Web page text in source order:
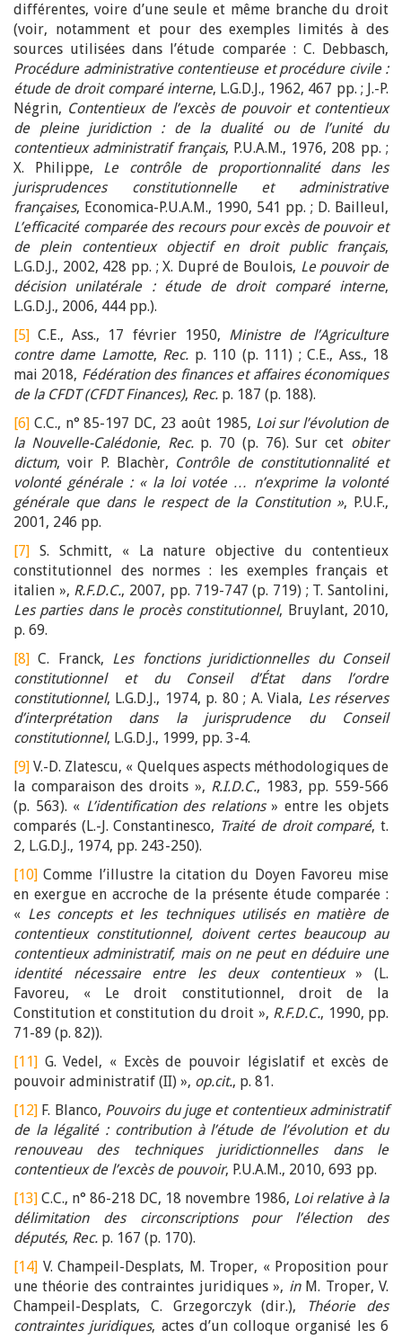
différentes, voire d’une seule et même branche du droit
(voir, notamment et pour des exemples limités à des
sources utilisées dans l’étude comparée : C. Debbasch,
Procédure administrative contentieuse et procédure civile :
étude de droit comparé interne, L.G.D.J., 1962, 467 pp. ; J.-P.
Négrin, Contentieux de l’excès de pouvoir et contentieux
de pleine juridiction : de la dualité ou de l’unité du
contentieux administratif français, P.U.A.M., 1976, 208 pp. ;
X. Philippe, Le contrôle de proportionnalité dans les
jurisprudences constitutionnelle et administrative
françaises, Economica-P.U.A.M., 1990, 541 pp. ; D. Bailleul,
L’efficacité comparée des recours pour excès de pouvoir et
de plein contentieux objectif en droit public français,
L.G.D.J., 2002, 428 pp. ; X. Dupré de Boulois, Le pouvoir de
décision unilatérale : étude de droit comparé interne,
L.G.D.J., 2006, 444 pp.).
[5] C.E., Ass., 17 février 1950, Ministre de l’Agriculture
contre dame Lamotte, Rec. p. 110 (p. 111) ; C.E., Ass., 18
mai 2018, Fédération des finances et affaires économiques
de la CFDT (CFDT Finances), Rec. p. 187 (p. 188).
[6] C.C., n° 85-197 DC, 23 août 1985, Loi sur l’évolution de
la Nouvelle-Calédonie, Rec.p. 70 (p. 76). Sur cet obiter
dictum, voir P. Blachèr, Contrôle de constitutionnalité et
volonté générale : « la loi votée … n’exprime la volonté
générale que dans le respect de la Constitution », P.U.F.,
2001, 246 pp.
[7] S. Schmitt, « La nature objective du contentieux
constitutionnel des normes : les exemples français et
italien », R.F.D.C., 2007, pp. 719-747 (p. 719) ; T. Santolini,
Les parties dans le procès constitutionnel, Bruylant, 2010,
p. 69.
[8] C. Franck, Les fonctions juridictionnelles du Conseil
constitutionnel et du Conseil d’État dans l’ordre
constitutionnel, L.G.D.J., 1974, p. 80 ; A. Viala, Les réserves
d’interprétation dans la jurisprudence du Conseil
constitutionnel, L.G.D.J., 1999, pp. 3-4.
[9] V.-D. Zlatescu, « Quelques aspects méthodologiques de
la comparaison des droits », R.I.D.C., 1983, pp. 559-566
(p. 563). « L’identification des relations» entre les objets
comparés (L.-J. Constantinesco, Traité de droit comparé, t.
2, L.G.D.J., 1974, pp. 243-250).
[10] Comme l’illustre la citation du Doyen Favoreu mise
en exergue en accroche de la présente étude comparée :
« Les concepts et les techniques utilisés en matière de
contentieux constitutionnel, doivent certes beaucoup au
contentieux administratif, mais on ne peut en déduire une
identité nécessaire entre les deux contentieux» (L.
Favoreu, « Le droit constitutionnel, droit de la
Constitution et constitution du droit », R.F.D.C., 1990, pp.
71-89 (p. 82)).
[11] G. Vedel, « Excès de pouvoir législatif et excès de
pouvoir administratif (II) », op.cit., p. 81.
[12] F. Blanco, Pouvoirs du juge et contentieux administratif
de la légalité : contribution à l’étude de l’évolution et du
renouveau des techniques juridictionnelles dans le
contentieux de l’excès de pouvoir, P.U.A.M., 2010, 693 pp.
[13] C.C., n° 86-218 DC, 18 novembre 1986, Loi relative à la
délimitation des circonscriptions pour l’élection des
députés, Rec. p. 167 (p. 170).
[14] V. Champeil-Desplats, M. Troper, « Proposition pour
une théorie des contraintes juridiques », inM. Troper, V.
Champeil-Desplats, C. Grzegorczyk (dir.), Théorie des
contraintes juridiques, actes d’un colloque organisé les 6